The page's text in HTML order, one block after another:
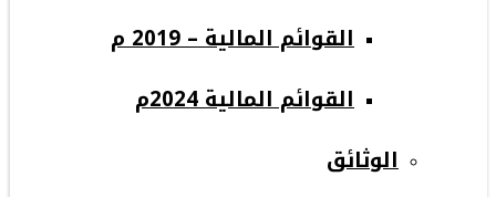
القوائم المالية – 2019 م
القوائم المالية 2024م
الوثائق